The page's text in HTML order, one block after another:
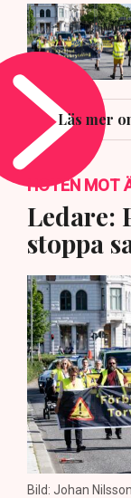
Läs mer
HOTEN MOT
Ledare:
stoppa
Bild: Johan